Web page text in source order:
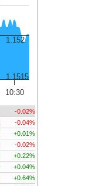
10:30
1.1515
1.152
-0.02%
-0.04%
+0.01%
-0.02%
+0.22%
+0.04%
+0.64%